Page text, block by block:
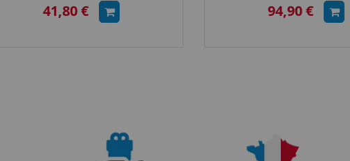
41,80 € 94,90 €